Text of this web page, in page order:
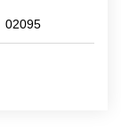
02095